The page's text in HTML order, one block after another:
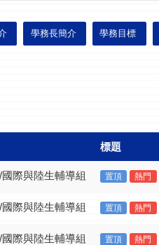
學務長簡介 學務目標
標題
際與陸生輔導組 置頂 熱門
際與陸生輔導組 置頂 熱門
際與陸生輔導組 置頂 熱門